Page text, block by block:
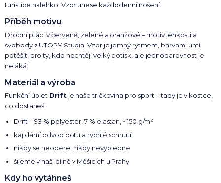
turistice nalehko. Vzor unese každodenní nošení.
Příběh motivu
Drobní ptáci v červené, zelené a oranžové – motiv lehkosti a
svobody z UTOPY Studia. Vzor je jemný rytmem, barvami umí
potěšit: pro ty, kdo nechtějí velký potisk, ale jednobarevnost je
neláká.
Materiál a výroba
Funkční úplet Drift je naše tričkovina pro sport – tady je v kostce,
co dostaneš:
Drift – 93 % polyester, 7 % elastan, ~150 g/m²
kapilární odvod potu a rychlé schnutí
nikdy se neopere, nikdy nevybledne
šijeme v naší dílně v Měšicích u Prahy
Kdy ho vytáhneš